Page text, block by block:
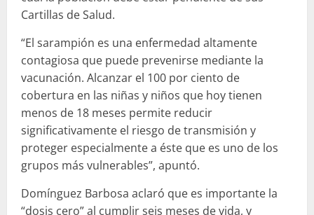
Cartillas de Salud.
“El sarampión es una enfermedad altamente
contagiosa que puede prevenirse mediante la
vacunación. Alcanzar el 100 por ciento de
cobertura en las niñas y niños que hoy tienen
menos de 18 meses permite reducir
significativamente el riesgo de transmisión y
proteger especialmente a éste que es uno de los
grupos más vulnerables”, apuntó.
Domínguez Barbosa aclaró que es importante la
“dosis cero” al cumplir seis meses de vida, y